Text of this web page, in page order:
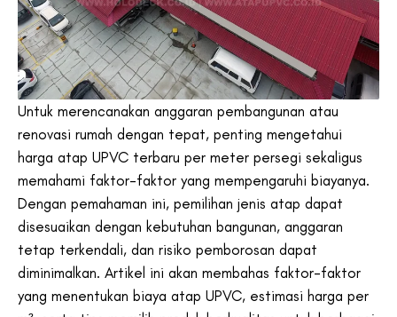
Untuk merencanakan anggaran pembangunan atau
renovasi rumah dengan tepat, penting mengetahui
harga atap UPVC terbaru per meter persegi sekaligus
memahami faktor-faktor yang mempengaruhi biayanya.
Dengan pemahaman ini, pemilihan jenis atap dapat
disesuaikan dengan kebutuhan bangunan, anggaran
tetap terkendali, dan risiko pemborosan dapat
diminimalkan. Artikel ini akan membahas faktor-faktor
yang menentukan biaya atap UPVC, estimasi harga per